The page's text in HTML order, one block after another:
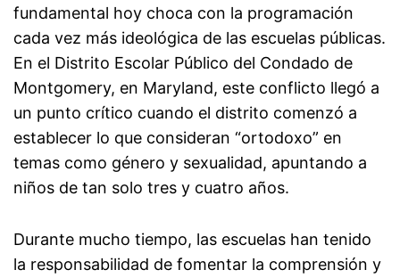
fundamental hoy choca con la programación
cada vez más ideológica de las escuelas públicas.
En el Distrito Escolar Público del Condado de
Montgomery, en Maryland, este conflicto llegó a
un punto crítico cuando el distrito comenzó a
establecer lo que consideran “ortodoxo” en
temas como género y sexualidad, apuntando a
niños de tan solo tres y cuatro años.
Durante mucho tiempo, las escuelas han tenido
la responsabilidad de fomentar la comprensión y